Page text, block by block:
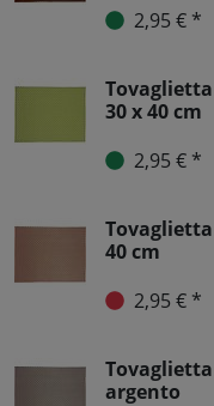
2,95 € *
30 x 40 cm
2,95 € *
40 cm
2,95 € *
argento